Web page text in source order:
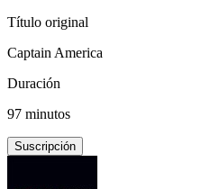
Título original
Captain America
Duración
97 minutos
Suscripción